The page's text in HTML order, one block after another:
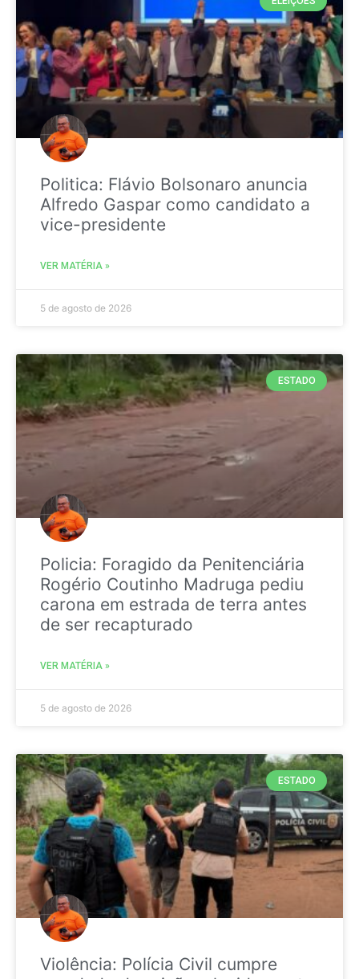
Politica: Flávio Bolsonaro anuncia
Alfredo Gaspar como candidato a
vice-presidente
VER MATÉRIA »
5 de agosto de 2026
ESTADO
Policia: Foragido da Penitenciária
Rogério Coutinho Madruga pediu
carona em estrada de terra antes
de ser recapturado
VER MATÉRIA »
5 de agosto de 2026
ESTADO
Violência: Polícia Civil cumpre